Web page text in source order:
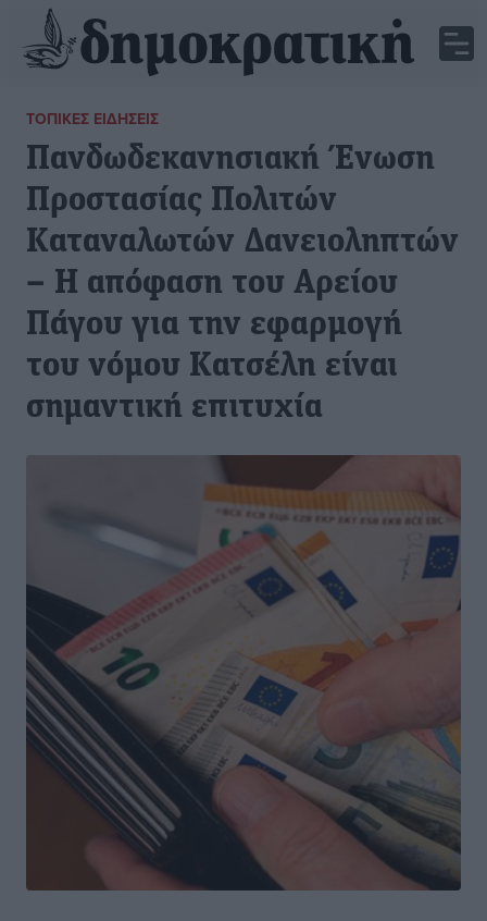
ΤΟΠΙΚΈΣ ΕΙΔΉΣΕΙΣ
Πανδωδεκανησιακή Ένωση
Προστασίας Πολιτών
Καταναλωτών Δανειοληπτών
– Η απόφαση του Αρείου
Πάγου για την εφαρμογή
του νόμου Κατσέλη είναι
σημαντική επιτυχία